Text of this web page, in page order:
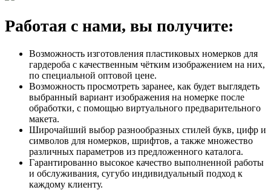
Работая с нами, вы получите:
Возможность изготовления пластиковых номерков для
гардероба с качественным чётким изображением на них,
по специальной оптовой цене.
Возможность просмотреть заранее, как будет выглядеть
выбранный вариант изображения на номерке после
обработки, с помощью виртуального предварительного
макета.
Широчайший выбор разнообразных стилей букв, цифр и
символов для номерков, шрифтов, а также множество
различных параметров из предложенного каталога.
Гарантированно высокое качество выполненной работы
и обслуживания, сугубо индивидуальный подход к
каждому клиенту.